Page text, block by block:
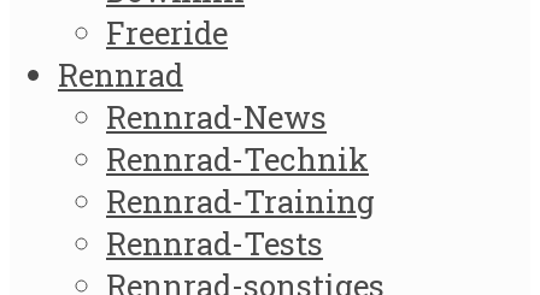
Freeride
Rennrad
Rennrad-News
Rennrad-Technik
Rennrad-Training
Rennrad-Tests
Rennrad-sonstiges